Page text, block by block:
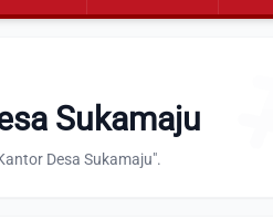
Sukamaju
Desa Sukamaju".